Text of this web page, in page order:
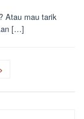
Atau mau tarik
[…]